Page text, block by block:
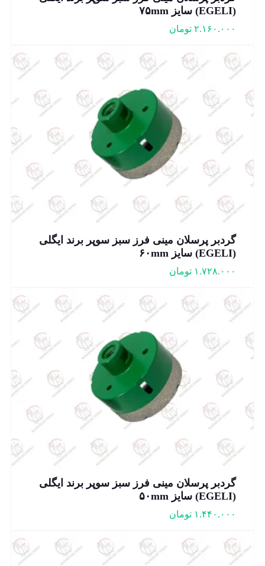
(EGELI) سایز ۷۵mm
۲.۱۶۰.۰۰۰ تومان
گردبر پرسلان مینی فرز سبز سوپر برند ایگلی
(EGELI) سایز ۶۰mm
۱.۷۲۸.۰۰۰ تومان
گردبر پرسلان مینی فرز سبز سوپر برند ایگلی
(EGELI) سایز ۵۰mm
۱.۴۴۰.۰۰۰ تومان